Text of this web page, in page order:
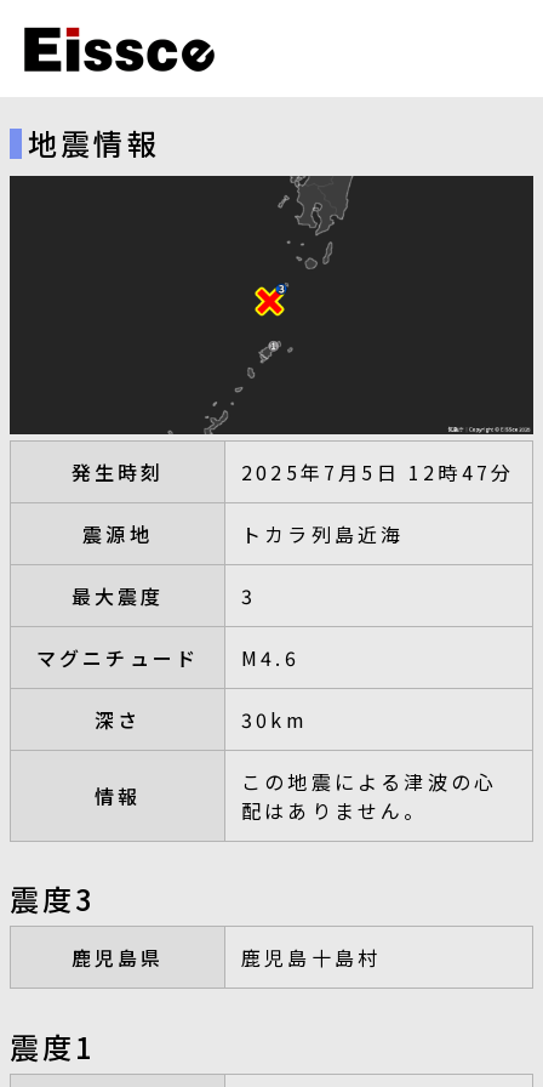
地震情報
発生時刻 2025年7月5日 12時47分
震源地 トカラ列島近海
最大震度 3
マグニチュード M4.6
深さ 30km
情報
この地震による津波の心
配はありません。
震度3
鹿児島県 鹿児島十島村
震度1